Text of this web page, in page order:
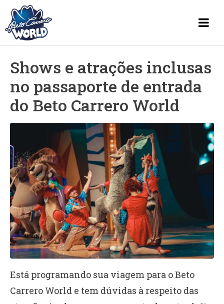
Shows e atrações inclusas
no passaporte de entrada
do Beto Carrero World
Está programando sua viagem para o Beto
Carrero World e tem dúvidas à respeito das